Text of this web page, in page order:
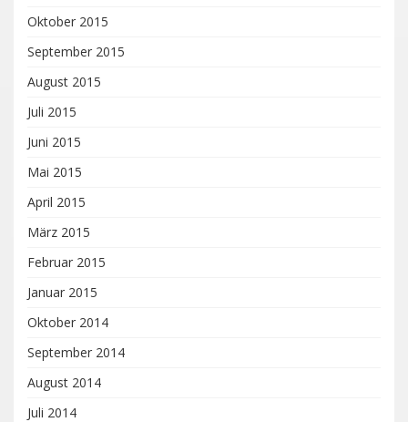
Oktober 2015
September 2015
August 2015
Juli 2015
Juni 2015
Mai 2015
April 2015
März 2015
Februar 2015
Januar 2015
Oktober 2014
September 2014
August 2014
Juli 2014